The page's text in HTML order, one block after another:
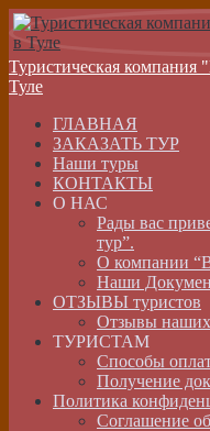
Туристическая компания
Туле
ГЛАВНАЯ
ЗАКАЗАТЬ ТУР
Наши туры
КОНТАКТЫ
О НАС
Рады вас
тур”.
О компании
Наши
ОТЗЫВЫ туристов
Отзывы наших
ТУРИСТАМ
Способы
Получение
Политика
Соглашение